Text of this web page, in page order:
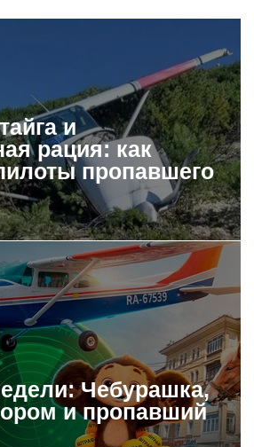
и
рация: как
пропавшего
Чебурашка,
и пропавший